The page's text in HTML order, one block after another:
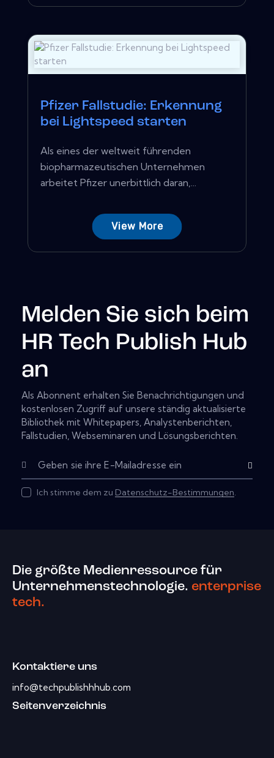
Pfizer Fallstudie: Erkennung
bei Lightspeed starten
Als eines der weltweit führenden
biopharmazeutischen Unternehmen
arbeitet Pfizer unerbittlich daran,...
View More
Melden Sie sich beim
HR Tech Publish Hub
an
Als Abonnent erhalten Sie Benachrichtigungen und
kostenlosen Zugriff auf unsere ständig aktualisierte
Bibliothek mit Whitepapers, Analystenberichten,
Fallstudien, Webseminaren und Lösungsberichten.
Subscribe
Ich stimme dem zu Datenschutz-Bestimmungen.
Die größte Medienressource für
Unternehmenstechnologie. enterprise
tech.
Kontaktiere uns
info@techpublishhhub.com
Seitenverzeichnis